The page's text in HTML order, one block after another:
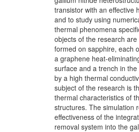
transistor with an effective
and to study using
thermal phenomena
objects of the research
formed on sapphire, each
a graphene heat-
surface and a trench in
by a high thermal
subject of the research is
thermal characteristics of
structures. The simulation
effectiveness of the
removal system into the